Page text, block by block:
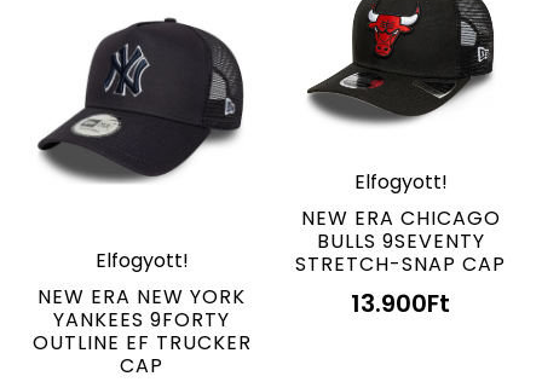
Elfogyott!
NEW ERA NEW YORK
YANKEES 9FORTY
OUTLINE EF TRUCKER
CAP
Elfogyott!
NEW ERA CHICAGO
BULLS 9SEVENTY
STRETCH-SNAP CAP
13.900Ft